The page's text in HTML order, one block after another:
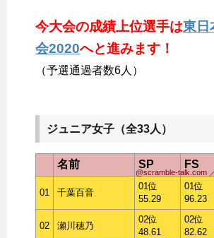
今大会の成績上位選手は東日
会2020へと進みます！
（予選通過者数6人）
ジュニア女子（全33人）
@scramble-talk.com
名前 SP FS
01 千葉百音
01位
55.29
01位
96.23
02 瀬川穂乃
02位
48.61
02位
82.62